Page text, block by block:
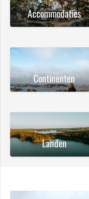
Accommodaties
Continenten
Landen